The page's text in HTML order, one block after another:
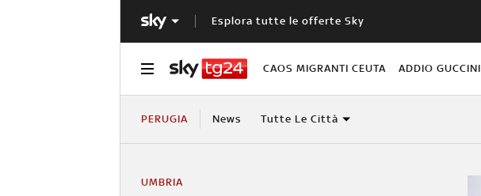
Esplora tutte le offerte Sky
CAOS MIGRANTI CEUTA ADDIO GUCCINI
PERUGIA News Tutte Le Città
UMBRIA